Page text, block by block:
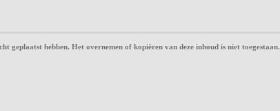
geplaatst hebben. Het overnemen of kopiëren van deze inhoud is niet toegestaan.